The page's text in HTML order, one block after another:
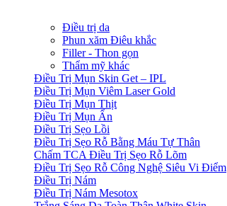
Điều trị da
Phun xăm Điêu khắc
Filler - Thon gọn
Thẩm mỹ khác
Điều Trị Mụn Skin Get – IPL
Điều Trị Mụn Viêm Laser Gold
Điều Trị Mụn Thịt
Điều Trị Mụn Ẩn
Điều Trị Sẹo Lồi
Điều Trị Sẹo Rỗ Bằng Máu Tự Thân
Chấm TCA Điều Trị Sẹo Rỗ Lõm
Điều Trị Sẹo Rỗ Công Nghệ Siêu Vi Điểm
Điều Trị Nám
Điều Trị Nám Mesotox